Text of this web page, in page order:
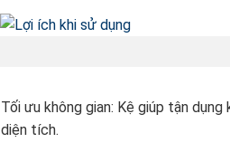
Tối ưu không gian: Kệ giúp tận
diện tích.